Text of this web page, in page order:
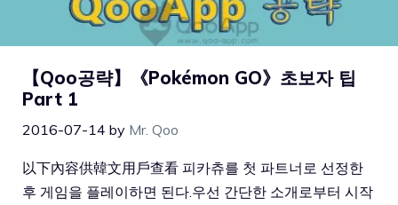
【Qoo공략】《Pokémon GO》초보자 팁
Part 1
2016-07-14 by Mr. Qoo
以下內容供韓文用戶查看 피카츄를 첫 파트너로 선정한
후 게임을 플레이하면 된다.우선 간단한 소개로부터 시작